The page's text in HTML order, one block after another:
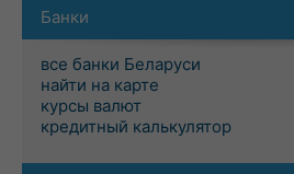
Банки
все банки Беларуси
найти на карте
курсы валют
кредитный калькулятор